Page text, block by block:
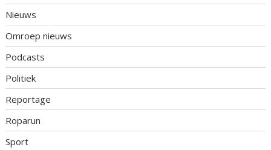
Nieuws
Omroep nieuws
Podcasts
Politiek
Reportage
Roparun
Sport